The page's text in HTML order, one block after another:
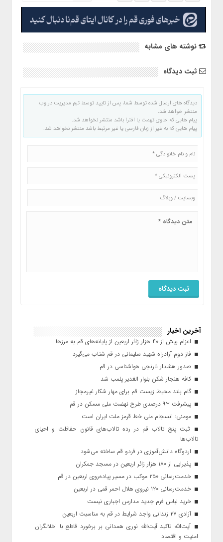
نوشته های مشابه
ثبت دیدگاه
دیدگاه های ارسال شده توسط شما، پس از تایید توسط تیم مدیریت در وب
منتشر خواهد شد.
پیام هایی که حاوی تهمت یا افترا باشد منتشر نخواهد شد.
پیام هایی که به غیر از زبان فارسی یا غیر مرتبط باشد منتشر نخواهد شد.
آخرین اخبار
اعزام بیش از ۴۰ هزار زائر اربعین از پایانه‌های قم به مرزها
فاز دوم آزادراه شهید سلیمانی در قم شتاب می‌گیرد
صدور هشدار نارنجی هواشناسی در قم
کافه هنجار شکن بلوار الغدیر پلمب شد
گام بلند محیط زیست قم برای مهار شکار غیرمجاز
پیشرفت ۹۳ درصدی طرح نهضت ملی مسکن در قم
مومنی: انسجام ملی خط قرمز ملت ایران است
ثبت پنج تالاب قم در رده تالاب‌های قانون حفاظت و احیای
تالاب‌ها
اردوگاه دانش‌آموزی در فردو قم ساخته می‌شود
پذیرایی از ۱۸۰ هزار زائر اربعین در مسجد جمکران
خدمت‌رسانی ۲۵۰ موکب در مسیر پیاده‌روی اربعین در قم
خدمت‌رسانی ۱۲۰ نیروی هلال احمر قمی در اربعین
خرید لباس فرم جدید مدارس اجباری نیست
آزادی ۲۷ زندانی واجد شرایط در قم به مناسبت اربعین
آیت‌الله تاکید آیت‌الله نوری همدانی بر برخورد قاطع با اخلالگران
امنیت و اقتصاد